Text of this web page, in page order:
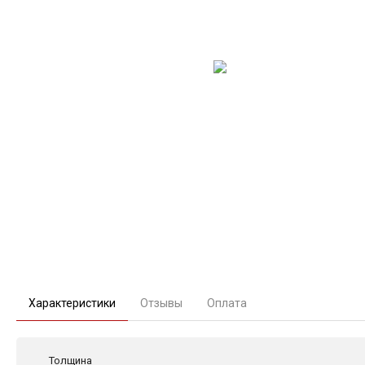
Характеристики Отзывы Оплата
Толщина